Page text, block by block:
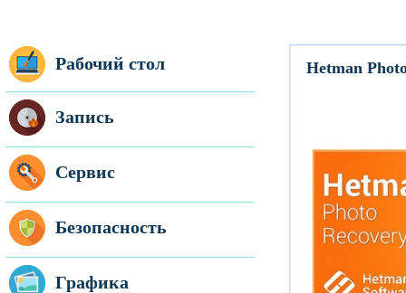
Рабочий стол
Запись
Сервис
Безопасность
Графика
Hetman